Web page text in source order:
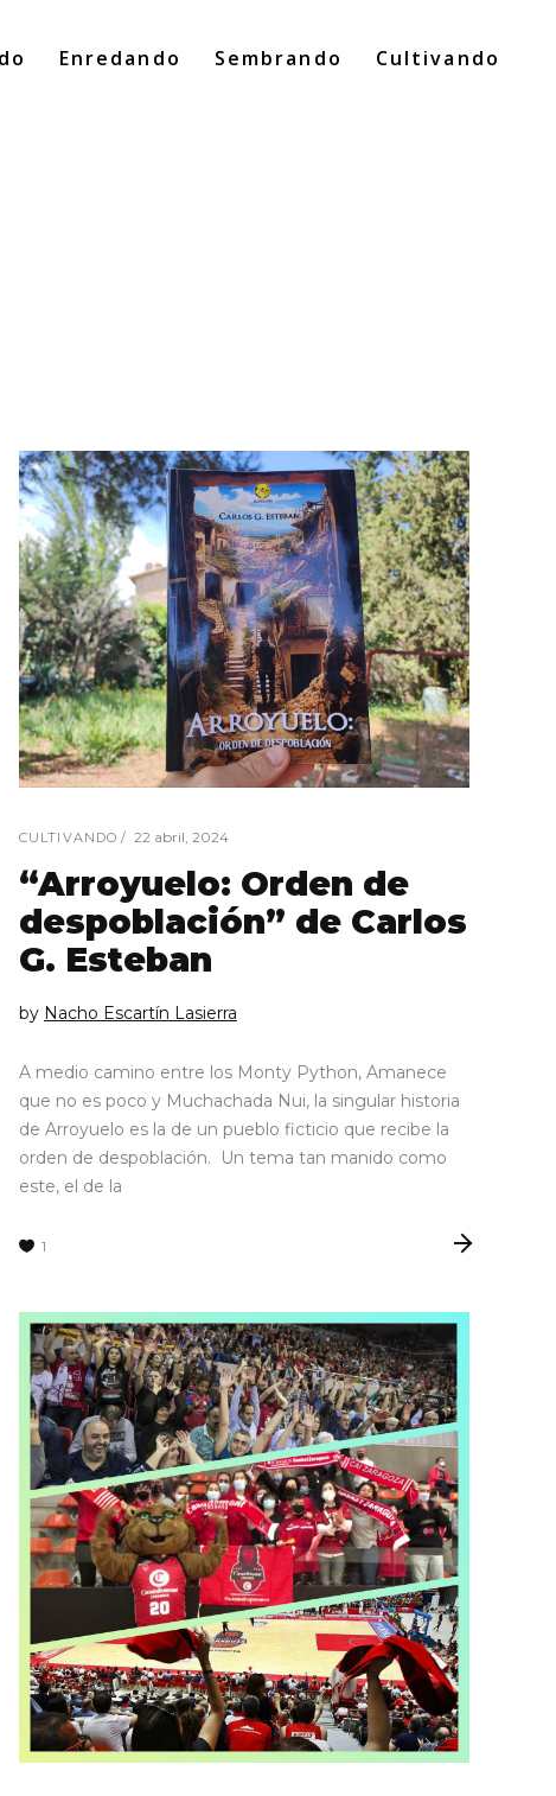
Enredando Sembrando Cultivando
CULTIVANDO 22 abril, 2024
“Arroyuelo: Orden de
despoblación” de Carlos
G. Esteban
by Nacho Escartín Lasierra
A medio camino entre los Monty Python, Amanece
que no es poco y Muchachada Nui, la singular historia
de Arroyuelo es la de un pueblo ficticio que recibe la
orden de despoblación. Un tema tan manido como
este, el de la
1